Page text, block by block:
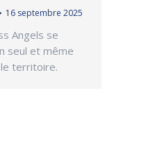
16 septembre 2025
Angels se
seul et même
territoire.